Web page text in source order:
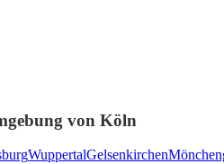
von Köln
WuppertalGelsenkirchen